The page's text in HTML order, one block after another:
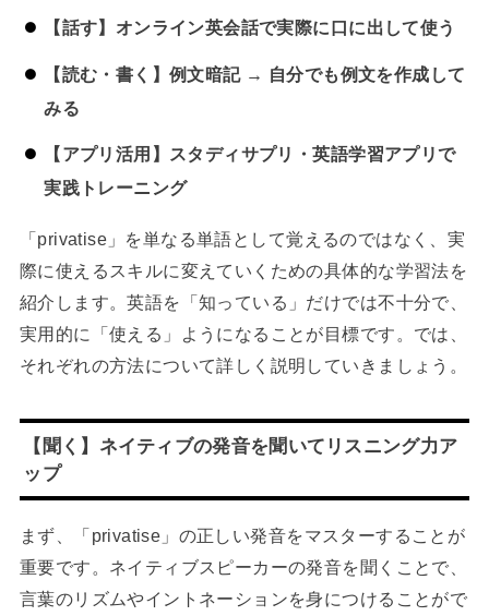
【話す】オンライン英会話で実際に口に出して使う
【読む・書く】例文暗記 → 自分でも例文を作成して
みる
【アプリ活用】スタディサプリ・英語学習アプリで
実践トレーニング
「privatise」を単なる単語として覚えるのではなく、実
際に使えるスキルに変えていくための具体的な学習法を
紹介します。英語を「知っている」だけでは不十分で、
実用的に「使える」ようになることが目標です。では、
それぞれの方法について詳しく説明していきましょう。
【聞く】ネイティブの発音を聞いてリスニング力ア
ップ
まず、「privatise」の正しい発音をマスターすることが
重要です。ネイティブスピーカーの発音を聞くことで、
言葉のリズムやイントネーションを身につけることがで